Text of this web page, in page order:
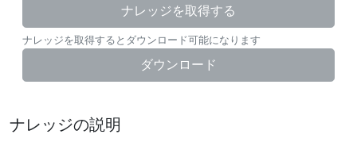
ナレッジを取得する
ナレッジを取得するとダウンロード可能になります
ダウンロード
ナレッジの説明